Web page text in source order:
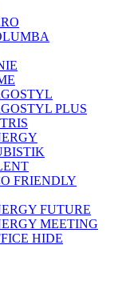
PLUS
FRIENDLY
FUTURE
MEETING
HIDE